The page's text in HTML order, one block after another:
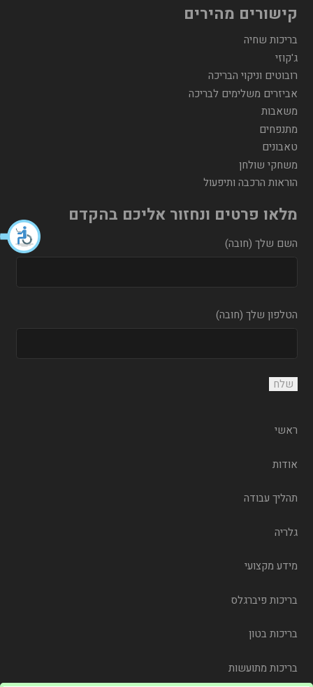
קישורים מהירים
בריכות שחיה
ג'קוזי
רובוטים וניקוי הבריכה
אביזרים משלימים לבריכה
משאבות
מתנפחים
טאבונים
משחקי שולחן
הוראות הרכבה ותיפעול
מלאו פרטים ונחזור אליכם בהקדם
השם שלך (חובה)
הטלפון שלך (חובה)
ראשי
אודות
תהליך עבודה
גלריה
מידע מקצועי
בריכות פיברגלס
בריכות בטון
בריכות מתועשות